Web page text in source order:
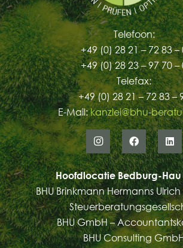
Telefoon:
+49 (0) 28 21 – 72 83 –
+49 (0) 28 23 – 97 70 –
Telefax:
+49 (0) 28 21 – 72 83 –
E-Mail:kanzlei@bhu-
Hoofdlocatie Bedburg-Hau
BHU Brinkmann Hermanns
BHU GmbH –
BHU Consulting